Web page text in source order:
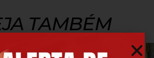
TAMBÉM